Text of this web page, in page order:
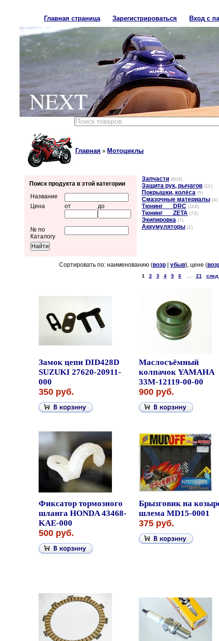
Главная страница Зарегистрироваться Вход с
NEXT
Главная » Мотоциклы
Поиск продукта в этой категории
Название
Цена
от до
№ по
Каталогу
Запчасти (604)
Защита рук, рычагов (11)
Покрышки, колёса (5)
Смазочные материалы (4)
Тюнинг___DRC (116)
Тюнинг___ZETA (73)
Экипировка (7)
Аккумуляторы (1)
Сортировать по: наименованию (возр| убыв), цене (
1 2 3 4 5 6... 21 след
Замок цепи DID428D
SUZUKI 27620-20911-
000
350 руб.
Маслосъёмный
колпачок YAMAHA
33M-12119-00-00
900 руб.
Фиксатор тормозного
шланга HONDA 43468-
KAE-000
500 руб.
Брызговик на
шлема MD15-0001
375 руб.